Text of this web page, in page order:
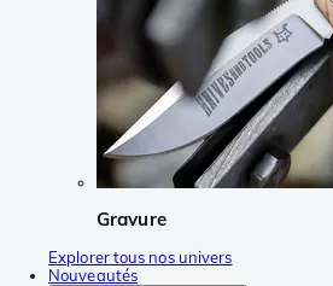
Gravure
Explorer tous nos univers
Nouveautés